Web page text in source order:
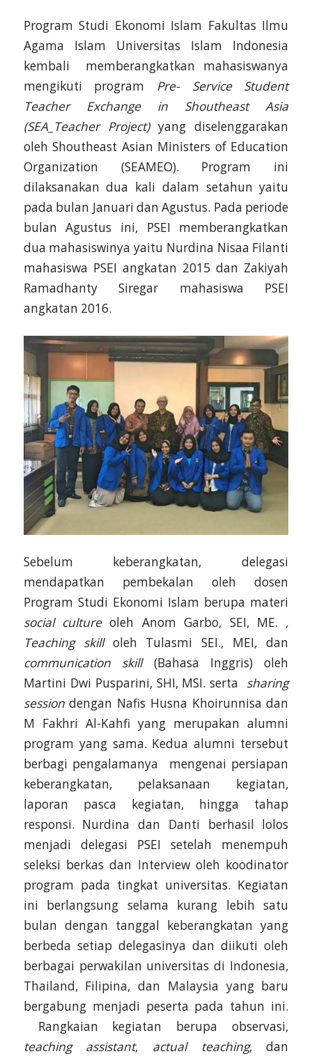
Program Studi Ekonomi Islam Fakultas Ilmu
Agama Islam Universitas Islam Indonesia
kembali memberangkatkan mahasiswanya
mengikuti program Pre- Service Student
Teacher Exchange in Shoutheast Asia
(SEA_Teacher Project)yang diselenggarakan
oleh Shoutheast Asian Ministers of Education
Organization (SEAMEO). Program ini
dilaksanakan dua kali dalam setahun yaitu
pada bulan Januari dan Agustus. Pada periode
bulan Agustus ini, PSEI memberangkatkan
dua mahasiswinya yaitu Nurdina Nisaa Filanti
mahasiswa PSEI angkatan 2015 dan Zakiyah
Ramadhanty Siregar mahasiswa PSEI
angkatan 2016.
Sebelum keberangkatan, delegasi
mendapatkan pembekalan oleh dosen
Program Studi Ekonomi Islam berupa materi
social cultureoleh Anom Garbo, SEI, ME. ,
Teaching skill oleh Tulasmi SEI., MEI,dan
communication skill (Bahasa Inggris) oleh
Martini Dwi Pusparini, SHI, MSI. serta sharing
sessiondengan Nafis Husna Khoirunnisa dan
M Fakhri Al-Kahfi yang merupakan alumni
program yang sama. Kedua alumni tersebut
berbagi pengalamanya mengenai persiapan
keberangkatan, pelaksanaan kegiatan,
laporan pasca kegiatan, hingga tahap
responsi. Nurdina dan Danti berhasil lolos
menjadi delegasi PSEI setelah menempuh
seleksi berkas dan Interview oleh koodinator
program pada tingkat universitas. Kegiatan
ini berlangsung selama kurang lebih satu
bulan dengan tanggal keberangkatan yang
berbeda setiap delegasinya dan diikuti oleh
berbagai perwakilan universitas di Indonesia,
Thailand, Filipina, dan Malaysia yang baru
bergabung menjadi peserta pada tahun ini.
Rangkaian kegiatan berupa observasi,
teaching assistant, actual teaching, dan